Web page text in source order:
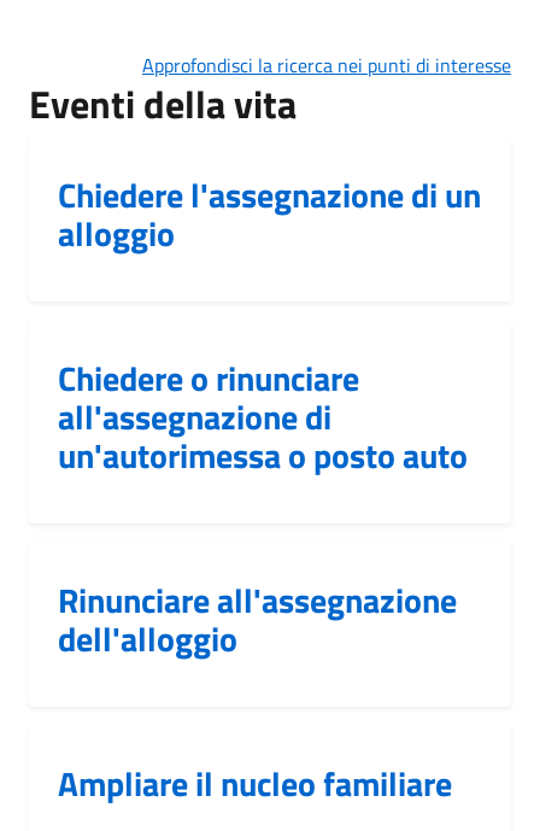
Approfondisci la ricerca nei punti di interesse
Eventi della vita
Chiedere l'assegnazione di un
alloggio
Chiedere o rinunciare
all'assegnazione di
un'autorimessa o posto auto
Rinunciare all'assegnazione
dell'alloggio
Ampliare il nucleo familiare